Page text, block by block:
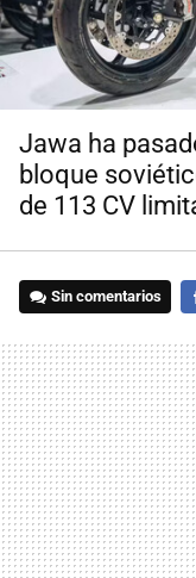
Jawa ha
bloque
de 113 CV
Sin comentarios